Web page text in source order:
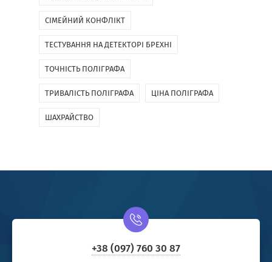
СІМЕЙНИЙ КОНФЛІКТ
ТЕСТУВАННЯ НА ДЕТЕКТОРІ БРЕХНІ
ТОЧНІСТЬ ПОЛІГРАФА
ТРИВАЛІСТЬ ПОЛІГРАФА ЦІНА ПОЛІГРАФА
ШАХРАЙСТВО
+38 (097) 760 30 87